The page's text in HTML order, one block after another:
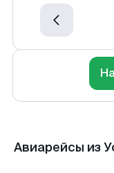
Авиарейсы из